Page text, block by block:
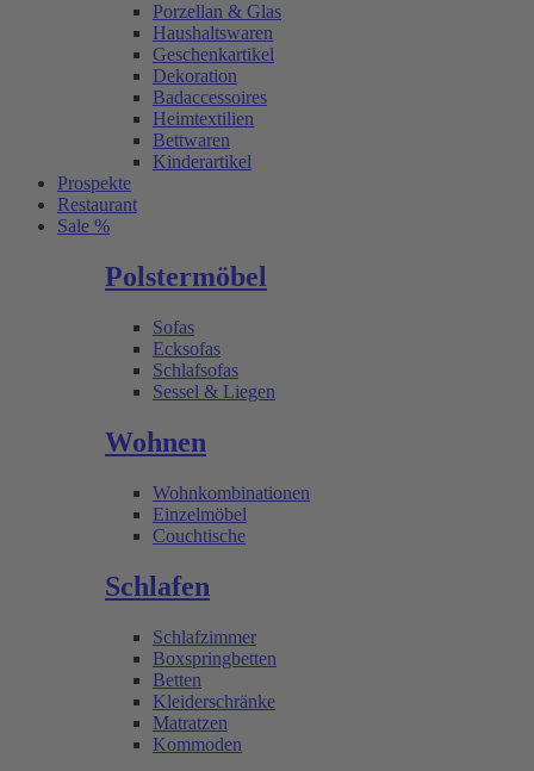
Porzellan & Glas
Haushaltswaren
Geschenkartikel
Dekoration
Badaccessoires
Heimtextilien
Bettwaren
Kinderartikel
Prospekte
Restaurant
Sale %
Polstermöbel
Sofas
Ecksofas
Schlafsofas
Sessel & Liegen
Wohnen
Wohnkombinationen
Einzelmöbel
Couchtische
Schlafen
Schlafzimmer
Boxspringbetten
Betten
Kleiderschränke
Matratzen
Kommoden